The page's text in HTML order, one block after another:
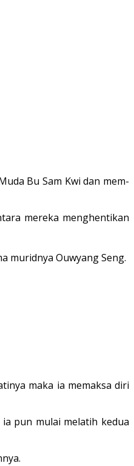
Bu Sam Kwi dan mem­
mereka menghentikan
murid­nya Ouwyang Seng.
maka ia memaksa diri
pun mulai melatih kedua